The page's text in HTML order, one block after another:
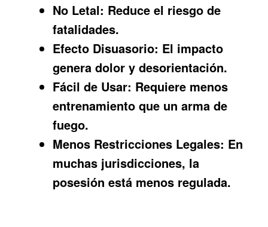
No Letal: Reduce el riesgo de
fatalidades.
Efecto Disuasorio: El impacto
genera dolor y desorientación.
Fácil de Usar: Requiere menos
entrenamiento que un arma de
fuego.
Menos Restricciones Legales: En
muchas jurisdicciones, la
posesión está menos regulada.